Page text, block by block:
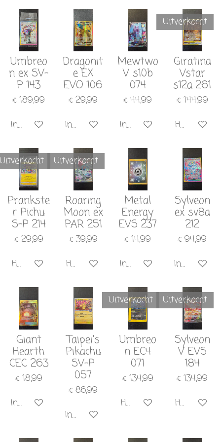
Umbreo
n ex SV-
P 143
€ 189,99
In winkelwagen
Dragonit
e EX
EVO 106
€ 29,99
In winkelwagen
Mewtwo
V s10b
074
€ 44,99
In winkelwagen
Uitverkocht
Giratina
Vstar
s12a 261
€ 144,99
Houd mij
Prankste
r Pichu
S-P 214
€ 29,99
Houd mij op de hoogte
Uitverkocht
Roaring
Moon ex
PAR 251
€ 39,99
Houd mij op de hoogte
Metal
Energy
EVS 237
€ 14,99
In winkelwagen
Sylveon
ex sv8a
212
€ 94,99
In
Giant
Hearth
CEC 263
€ 18,99
In winkelwagen
Taipei's
Pikachu
SV-P
057
€ 86,99
In winkelwagen
Uitverkocht
Umbreo
n EC4
071
€ 134,99
Houd mij op de hoogte
Uitverkocht
Sylveon
V EVS
184
€ 134,99
Houd mij